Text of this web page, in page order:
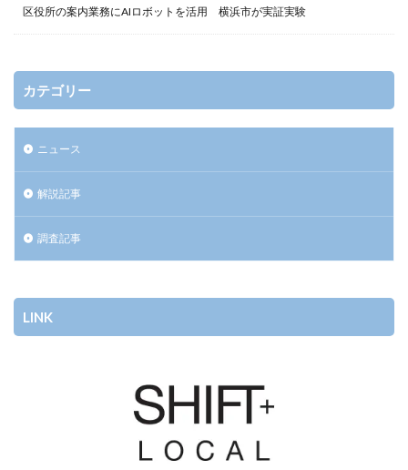
区役所の案内業務にAIロボットを活用 横浜市が実証実験
カテゴリー
ニュース
解説記事
調査記事
LINK